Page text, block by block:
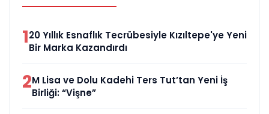
120 Yıllık Esnaflık Tecrübesiyle Kızıltepe'ye Yeni
Bir Marka Kazandırdı
2M Lisa ve Dolu Kadehi Ters Tut’tan Yeni İş
Birliği: “Vişne”